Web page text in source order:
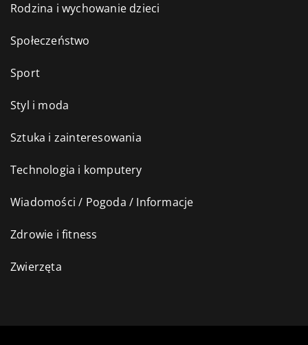
Rodzina i wychowanie dzieci
Społeczeństwo
Sport
Styl i moda
Sztuka i zainteresowania
Technologia i komputery
Wiadomości / Pogoda / Informacje
Zdrowie i fitness
Zwierzęta